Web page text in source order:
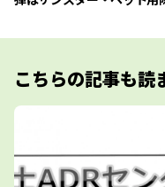
こちらの記事も読